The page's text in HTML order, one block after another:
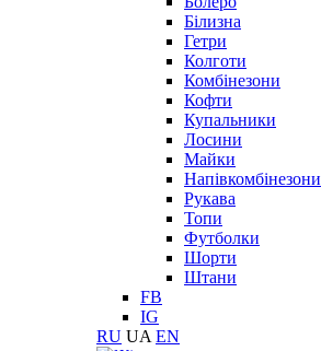
Білизна
Гетри
Колготи
Комбінезони
Кофти
Купальники
Лосини
Майки
Напівкомбінезони
Рукава
Топи
Футболки
Шорти
Штани
FB
IG
RU UA EN